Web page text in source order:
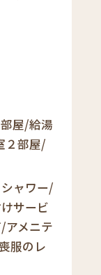
屋/給湯
２部屋/
ャワー/
サービ
アメニテ
服のレ